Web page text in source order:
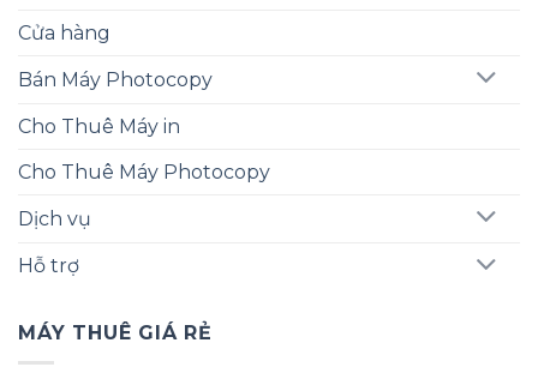
Cửa hàng
Bán Máy Photocopy
Cho Thuê Máy in
Cho Thuê Máy Photocopy
Dịch vụ
Hỗ trợ
MÁY THUÊ GIÁ RẺ